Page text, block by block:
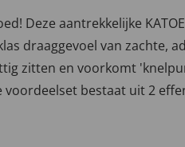
aantrekkelijke
draaggevoel van zachte,
zitten en voorkomt
voordeelset bestaat uit 2